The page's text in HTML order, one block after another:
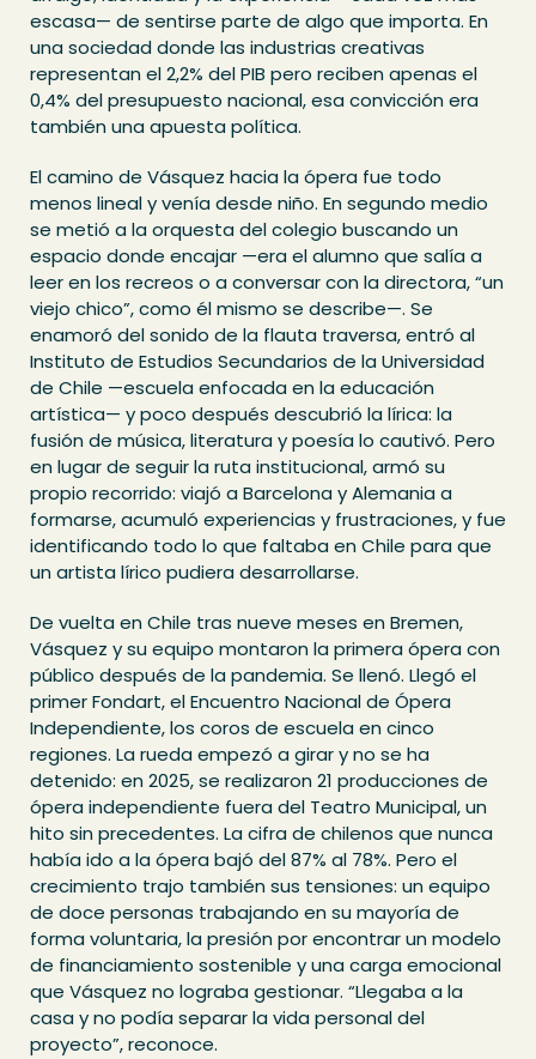
escasa— de sentirse parte de algo que importa. En
una sociedad donde las industrias creativas
representan el 2,2% del PIB pero reciben apenas el
0,4% del presupuesto nacional, esa convicción era
también una apuesta política.
El camino de Vásquez hacia la ópera fue todo
menos lineal y venía desde niño. En segundo medio
se metió a la orquesta del colegio buscando un
espacio donde encajar —era el alumno que salía a
leer en los recreos o a conversar con la directora, “un
viejo chico”, como él mismo se describe—. Se
enamoró del sonido de la flauta traversa, entró al
Instituto de Estudios Secundarios de la Universidad
de Chile —escuela enfocada en la educación
artística— y poco después descubrió la lírica: la
fusión de música, literatura y poesía lo cautivó. Pero
en lugar de seguir la ruta institucional, armó su
propio recorrido: viajó a Barcelona y Alemania a
formarse, acumuló experiencias y frustraciones, y fue
identificando todo lo que faltaba en Chile para que
un artista lírico pudiera desarrollarse.
De vuelta en Chile tras nueve meses en Bremen,
Vásquez y su equipo montaron la primera ópera con
público después de la pandemia. Se llenó. Llegó el
primer Fondart, el Encuentro Nacional de Ópera
Independiente, los coros de escuela en cinco
regiones. La rueda empezó a girar y no se ha
detenido: en 2025, se realizaron 21 producciones de
ópera independiente fuera del Teatro Municipal, un
hito sin precedentes. La cifra de chilenos que nunca
había ido a la ópera bajó del 87% al 78%. Pero el
crecimiento trajo también sus tensiones: un equipo
de doce personas trabajando en su mayoría de
forma voluntaria, la presión por encontrar un modelo
de financiamiento sostenible y una carga emocional
que Vásquez no lograba gestionar. “Llegaba a la
casa y no podía separar la vida personal del
proyecto”, reconoce.